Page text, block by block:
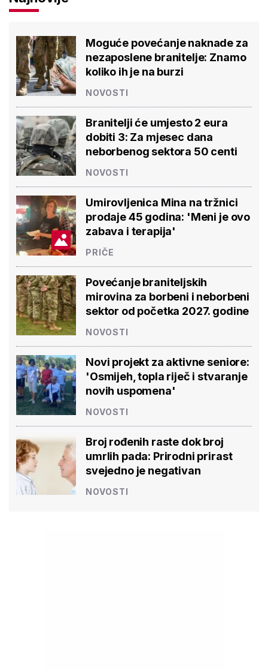
Moguće povećanje naknade za
nezaposlene branitelje: Znamo
koliko ih je na burzi
NOVOSTI
Branitelji će umjesto 2 eura
dobiti 3: Za mjesec dana
neborbenog sektora 50 centi
NOVOSTI
Umirovljenica Mina na tržnici
prodaje 45 godina: 'Meni je ovo
zabava i terapija'
PRIČE
Povećanje braniteljskih
mirovina za borbeni i neborbeni
sektor od početka 2027. godine
NOVOSTI
Novi projekt za aktivne seniore:
'Osmijeh, topla riječ i stvaranje
novih uspomena'
NOVOSTI
Broj rođenih raste dok broj
umrlih pada: Prirodni prirast
svejedno je negativan
NOVOSTI